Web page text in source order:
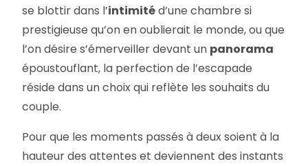
se blottir dans l’intimitéd’une chambre si
prestigieuse qu’on en oublierait le monde, ou que
l’on désire s’émerveiller devant un panorama
époustouflant, la perfection de l’escapade
réside dans un choix qui reflète les souhaits du
couple.
Pour que les moments passés à deux soient à la
hauteur des attentes et deviennent des instants